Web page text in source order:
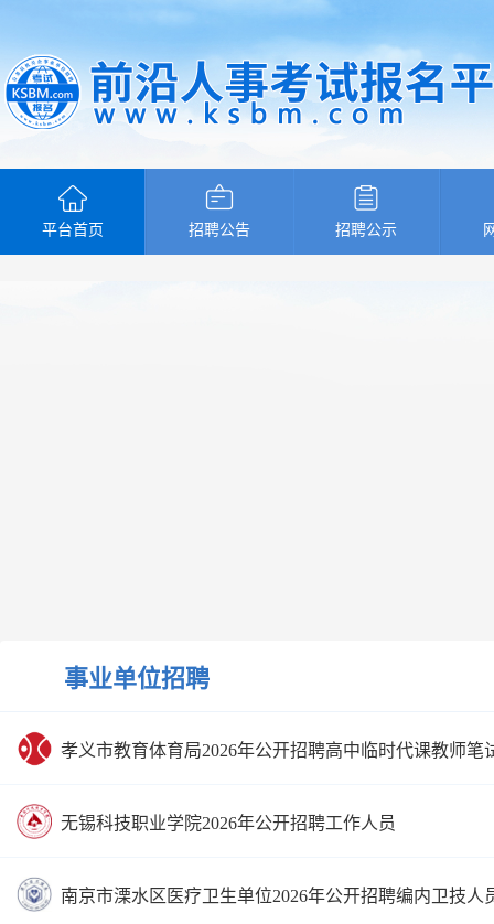
平台首页 招聘公告 招聘公示
事业单位招聘
孝义市教育体育局2026年公开招聘高中临时代课教师笔
无锡科技职业学院2026年公开招聘工作人员
南京市溧水区医疗卫生单位2026年公开招聘编内卫技人